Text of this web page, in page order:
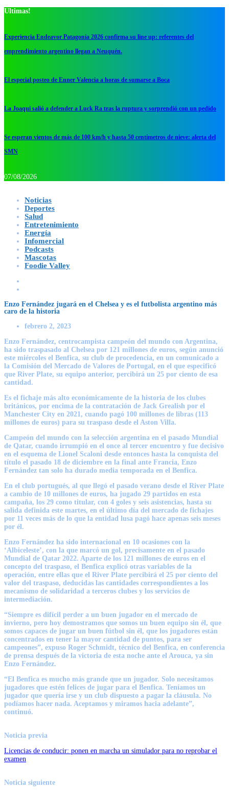
Ultimas!
Experiencia Endeavor Patagonia 2026 confirma su line up: referentes del
emprendimiento argentino llegan a Neuquén.
El especial posteo de Enner Valencia a horas de sumarse a Boca
La Joaqui salió a defender a Luck Ra tras la ruptura y sorprendió con un pedido
Se esperan vientos de más de 100 km/h y hasta 50 centímetros de nieve: alerta del
SMN
07/08/2026
Noticias
Deportes
Salud
Entretenimiento
Energía
Infomercial
Podcasts
Mascotas
Foodie Valley
Enzo Fernández jugará en el Chelsea y es el futbolista argentino más
caro de la historia
febrero 2, 2023
Enzo Fernández, centrocampista campeón del mundo con Argentina,
ha sido traspasado al Chelsea por 121 millones de euros, según anunció
este miércoles el Benfica, su club de procedencia, en un comunicado a
la Comisión del Mercado de Valores de Portugal, en el que especificó
que River Plate, su equipo anterior, percibirá un 25 por ciento de esa
cantidad.
Es el fichaje más alto económicamente de la historia de los clubes
británicos, por encima de la contratación de Jack Grealish por el
Manchester City en 2021, cuando pagó 100 millones de libras (113
millones de euros) para su traspaso desde el Aston Villa.
Campeón del mundo con la selección argentina en el pasado Mundial
de Qatar, cuando irrumpió en el once al tercer encuentro y fue decisivo
en el esquema de Lionel Scaloni desde entonces hasta la conquista del
título el pasado 18 de diciembre en la final ante Francia, Enzo
Fernández tan solo ha durado media temporada en el Benfica.
En el club portugués, al que llegó el pasado verano desde el River Plate
a cambio de 10 millones de euros, ha jugado 29 partidos en esta
campaña, los 29 como titular, con 4 goles y seis asistencias, hasta su
salida definida este martes, en el último día del mercado de fichajes
por 11 veces más de lo que la entidad lusa pagó hace apenas seis meses
por él.
Enzo Fernández ha sido internacional en 10 ocasiones con la
‘Albiceleste’, con la que marcó un gol, precisamente en el pasado
Mundial de Qatar 2022. Aparte de los 121 millones de euros en el
concepto del traspaso, el Benfica explicó otras variables de la
operación, entre ellas que el River Plate percibirá el 25 por ciento del
valor del traspaso, deducidas las cantidades correspondientes a los
mecanismo de solidaridad a terceros clubes y los servicios de
intermediación.
“Siempre es difícil perder a un buen jugador en el mercado de
invierno, pero hoy demostramos que somos un buen equipo sin él, que
somos capaces de jugar un buen fútbol sin él, que los jugadores están
concentrados en tener la mayor cantidad de puntos, para ser
campeones”, expuso Roger Schmidt, técnico del Benfica, en conferencia
de prensa después de la victoria de esta noche ante el Arouca, ya sin
Enzo Fernández.
“El Benfica es mucho más grande que un jugador. Solo necesitamos
jugadores que estén felices de jugar para el Benfica. Teníamos un
jugador que quería irse y un club dispuesto a pagar la cláusula. No
podíamos hacer nada. Aceptamos y miramos hacia adelante”,
continuó.
Noticia previa
Licencias de conducir: ponen en marcha un simulador para no reprobar el
examen
Noticia siguiente